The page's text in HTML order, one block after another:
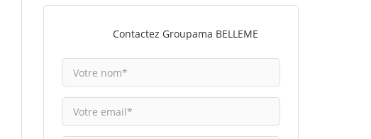
Contactez Groupama BELLEME